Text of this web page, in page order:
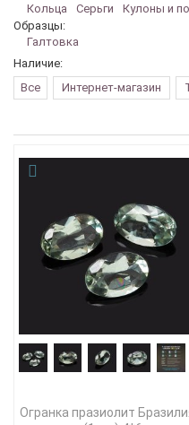
Кольца
Серьги
Кулоны и
Образцы:
Галтовка
Наличие:
Все
Интернет-магазин
Огранка празиолит